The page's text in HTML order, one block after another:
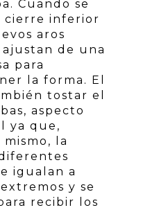
Cuando se
cierre inferior
aros
de una
para
la forma. El
tostar el
aspecto
ya que,
la
igualan a
y se
recibir los